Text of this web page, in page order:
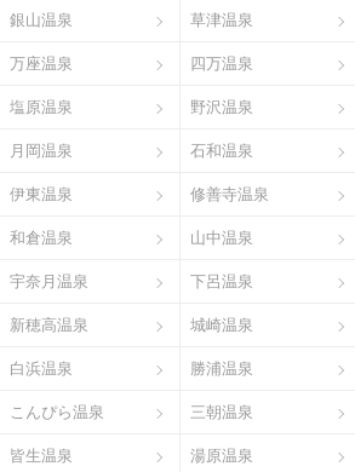
銀山温泉 草津温泉
万座温泉 四万温泉
塩原温泉 野沢温泉
月岡温泉 石和温泉
伊東温泉 修善寺温泉
和倉温泉 山中温泉
宇奈月温泉 下呂温泉
新穂高温泉 城崎温泉
白浜温泉 勝浦温泉
こんぴら温泉 三朝温泉
皆生温泉 湯原温泉